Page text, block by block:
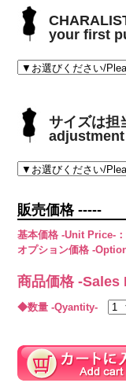
your first
サイズは
販売価格 -----
基本価格 -Unit Price-：
オプション価格 -
商品価格 -
◆数量 -Qyantity-